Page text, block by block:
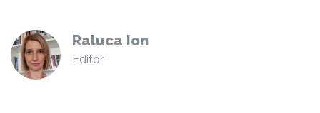
Raluca Ion
Editor